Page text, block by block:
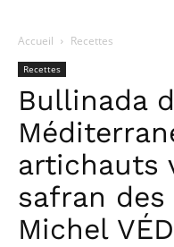
Accueil Recettes
Recettes
Bullinada
artichauts
safran des
Michel